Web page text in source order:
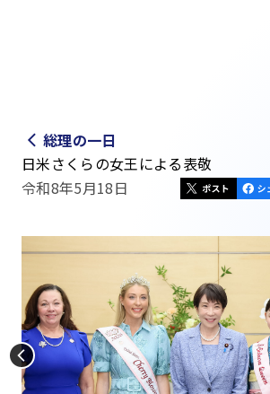
総理の一日
日米さくらの女王による表敬
令和8年5月18日